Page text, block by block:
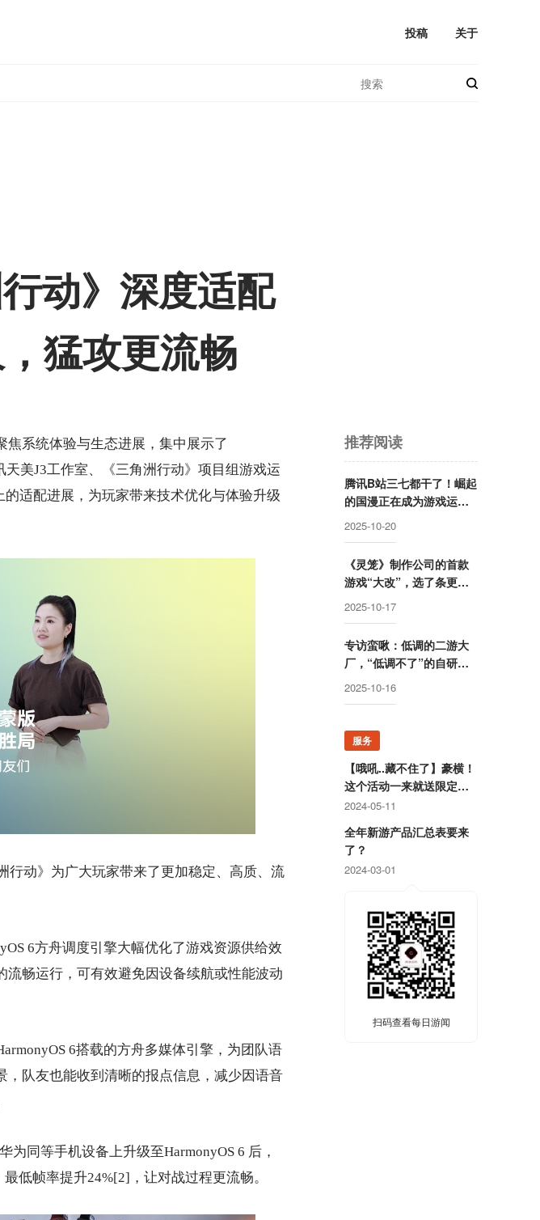
投稿 关于
动》深度适配
猛攻更流畅
焦系统体验与生态进展，集中展示了
美J3工作室、《三角洲行动》项目组游戏运
适配进展，为玩家带来技术优化与体验升级
行动》为广大玩家带来了更加稳定、高质、流
6方舟调度引擎大幅优化了游戏资源供给效
畅运行，可有效避免因设备续航或性能波动
6搭载的方舟多媒体引擎，为团队语
队友也能收到清晰的报点信息，减少因语音
为同等手机设备上升级至HarmonyOS 6 后，
低帧率提升24%[2]，让对战过程更流畅。
推荐阅读
腾讯B站三七都干了！崛起
的国漫正在成为游戏运营
的“流量密码”
2025-10-20
《灵笼》制作公司的首款
游戏“大改”，选了条更安
全的路？
2025-10-17
专访蛮啾：低调的二游大
厂，“低调不了”的自研新
作
2025-10-16
服务
【哦吼..藏不住了】豪横！
这个活动一来就送限定游
戏周边！
2024-05-11
全年新游产品汇总表要来
了？
2024-03-01
扫码查看每日游闻